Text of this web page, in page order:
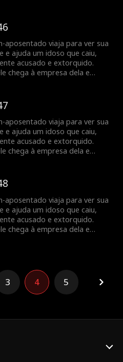
defendê-lo. A filha limpa o
dois compartilham uma
valorizando o vínculo
aposentado viaja para ver sua
e ajuda um idoso que caiu,
acusado e extorquido.
chega à empresa dela e
defendê-lo. A filha limpa o
dois compartilham uma
valorizando o vínculo
aposentado viaja para ver sua
e ajuda um idoso que caiu,
acusado e extorquido.
chega à empresa dela e
defendê-lo. A filha limpa o
dois compartilham uma
valorizando o vínculo
aposentado viaja para ver sua
e ajuda um idoso que caiu,
acusado e extorquido.
chega à empresa dela e
os dois compartilham uma
valorizando o vínculo
3 4 5